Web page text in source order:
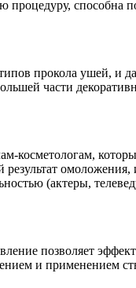
способна
прокола ушей, и
части
косметологам,
(актеры,
позволяет
и применением